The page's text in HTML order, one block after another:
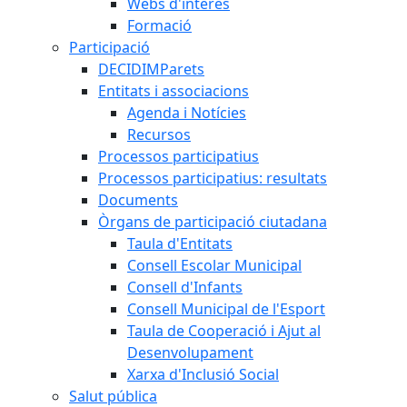
Formació
Participació
DECIDIMParets
Entitats i associacions
Agenda i Notícies
Recursos
Processos participatius
Processos participatius: resultats
Documents
Òrgans de participació ciutadana
Taula d'Entitats
Consell Escolar Municipal
Consell d'Infants
Consell Municipal de l'Esport
Taula de Cooperació i Ajut al
Desenvolupament
Xarxa d'Inclusió Social
Salut pública